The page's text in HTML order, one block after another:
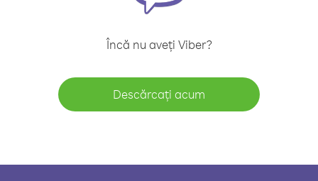
Încă nu aveți Viber?
Descărcați acum